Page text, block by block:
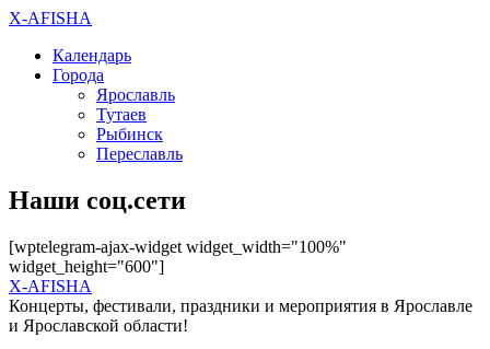
X-AFISHA
Календарь
Города
Ярославль
Тутаев
Рыбинск
Переславль
Наши соц.сети
[wptelegram-ajax-widget widget_width="100%"
widget_height="600"]
X-AFISHA
Концерты, фестивали, праздники и мероприятия в Ярославле
и Ярославской области!